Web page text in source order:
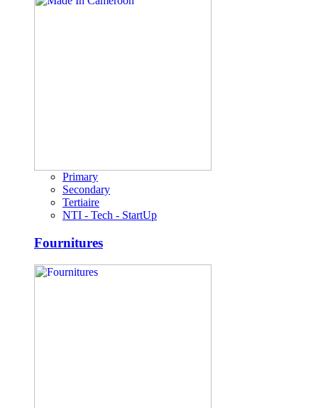
Primary
Secondary
Tertiaire
NTI - Tech - StartUp
Fournitures